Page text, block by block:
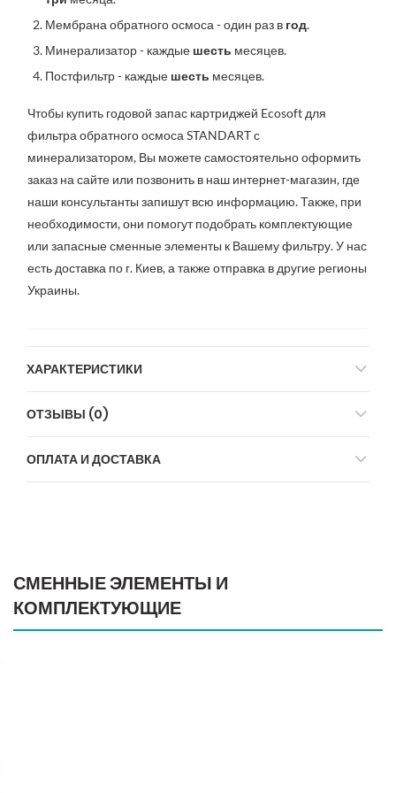
Мембрана обратного осмоса - один раз в год.
Минерализатор - каждые шесть месяцев.
Постфильтр - каждые шесть месяцев.
Чтобы купить годовой запас картриджей Ecosoft для
фильтра обратного осмоса STANDART с
минерализатором, Вы можете самостоятельно оформить
заказ на сайте или позвонить в наш интернет-магазин, где
наши консультанты запишут всю информацию. Также, при
необходимости, они помогут подобрать комплектующие
или запасные сменные элементы к Вашему фильтру. У нас
есть доставка по г. Киев, а также отправка в другие регионы
Украины.
ХАРАКТЕРИСТИКИ
ОТЗЫВЫ (0)
ОПЛАТА И ДОСТАВКА
СМЕННЫЕ ЭЛЕМЕНТЫ И
КОМПЛЕКТУЮЩИЕ